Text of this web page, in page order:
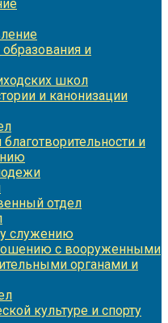
и
школ
и канонизации
и
отдел
служению
с вооруженными
органами и
культуре и спорту